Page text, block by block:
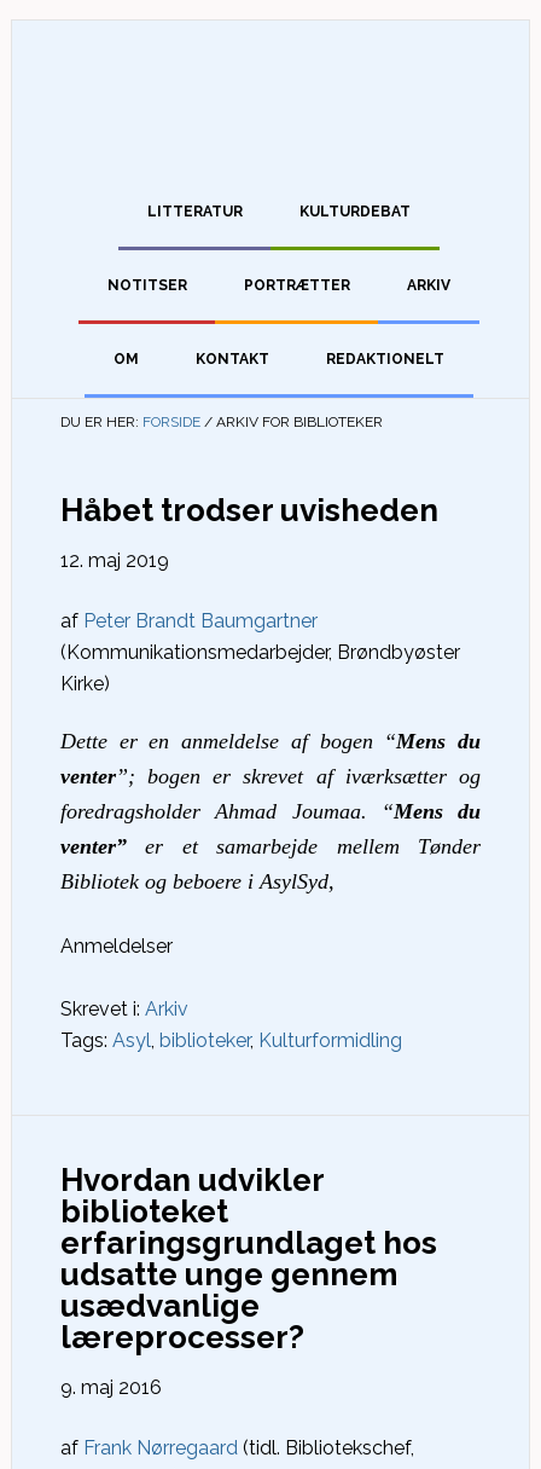
LITTERATUR KULTURDEBAT
NOTITSER PORTRÆTTER ARKIV
OM KONTAKT REDAKTIONELT
DU ER HER: FORSIDE /ARKIV FOR BIBLIOTEKER
Håbet trodser uvisheden
12. maj 2019
af Peter Brandt Baumgartner
(Kommunikationsmedarbejder, Brøndbyøster
Kirke)
Dette er en anmeldelse af bogen “Mens du
venter”; bogen er skrevet af iværksætter og
foredragsholderAhmad Joumaa. “Mens du
venter”er et samarbejde mellem Tønder
Bibliotek og beboere i AsylSyd,
Anmeldelser
Skrevet i: Arkiv
Tags: Asyl, biblioteker, Kulturformidling
Hvordan udvikler
biblioteket
erfaringsgrundlaget hos
udsatte unge gennem
usædvanlige
læreprocesser?
9. maj 2016
af Frank Nørregaard(tidl. Bibliotekschef,